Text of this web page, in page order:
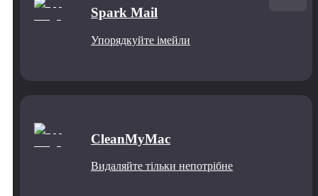
Spark Mail
Упорядкуйте імейли
CleanMyMac
Видаляйте тільки непотрібне